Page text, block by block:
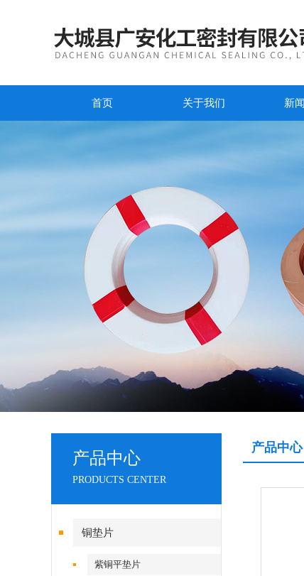
首页 关于我们 新
产品中心
PRODUCTS CENTER
铜垫片
紫铜平垫片
产品中心